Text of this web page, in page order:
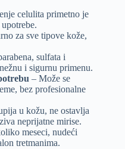
celulita primetno je
za sve tipove kože,
sulfata i
i sigurnu primenu.
– Može se
bez profesionalne
u kožu, ne ostavlja
neprijatne mirise.
meseci, nudeći
tretmanima.